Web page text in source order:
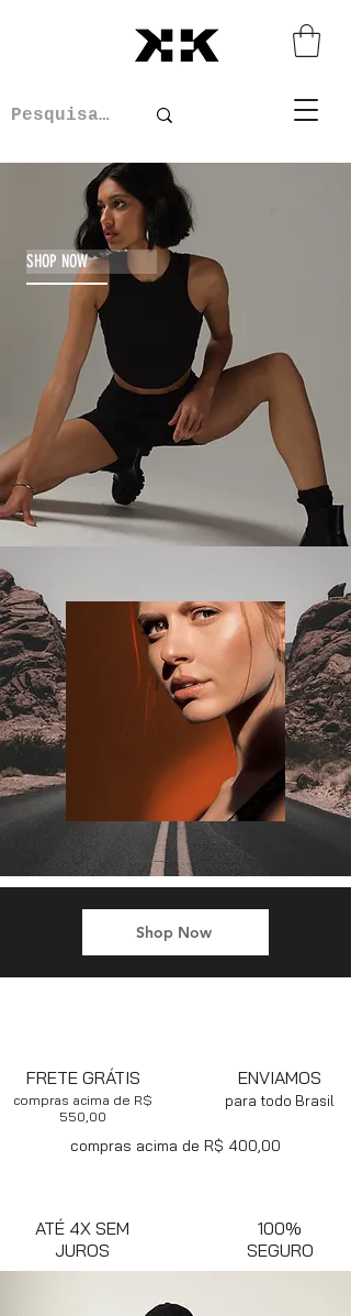
SHOP NOW
Shop Now
FRETE GRÁTIS
compras acima de R$
550,00
ENVIAMOS
para todo Brasil
compras acima de R$ 400,00
ATÉ 4X SEM
JUROS
100%
SEGURO